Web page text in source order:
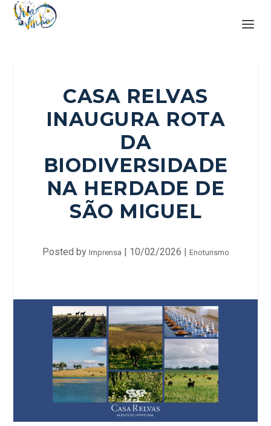
CASA RELVAS
INAUGURA ROTA
DA
BIODIVERSIDADE
NA HERDADE DE
SÃO MIGUEL
Posted by Imprensa | 10/02/2026 | Enoturismo